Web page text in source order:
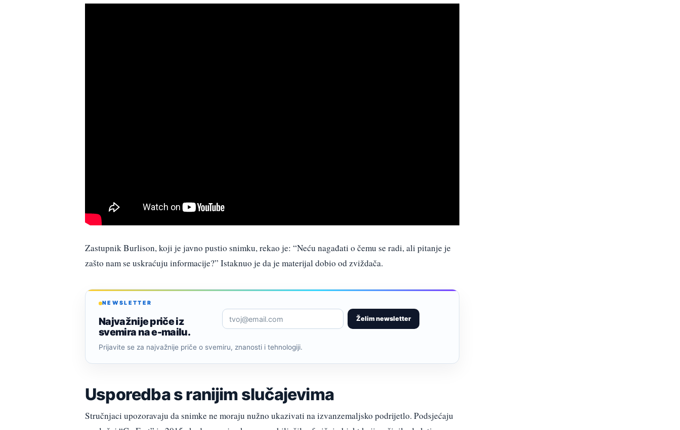
Zastupnik Burlison, koji je javno pustio snimku, rekao je: “Neću nagađati o čemu se radi, ali pitanje je
zašto nam se uskraćuju informacije?” Istaknuo je da je materijal dobio od zviždača.
NEWSLETTER
Najvažnije priče iz
svemira na e-mailu.
Želim newsletter
Prijavite se za najvažnije priče o svemiru, znanosti i tehnologiji.
Usporedba s ranijim slučajevima
Stručnjaci upozoravaju da snimke ne moraju nužno ukazivati na izvanzemaljsko podrijetlo. Podsjećaju